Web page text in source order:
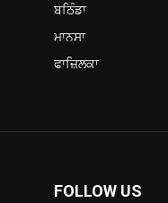
ਬਠਿੰਡਾ
ਮਾਨਸਾ
ਫਾਜ਼ਿਲਕਾ
FOLLOW US